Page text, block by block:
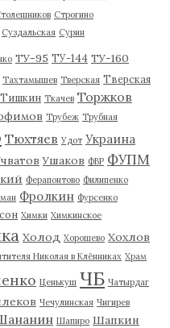
Строгино
Суздальская Сурин
ТУ-95 ТУ-144 ТУ-160
Тахтамышев Тверская Тверская
Тишкин Ткачев Торжков
Трубеж Трубная
Тюхтяев Удот Украина
Ушаков ФВР ФУПМ
Ферапонтово Филипенко
Фролкин Фурсенко
Химки Химкинское
Холод Хорошево Хохлов
Николая в Клённиках Храм
Ценькуш ЧБ Чатырдаг
Чечулинская Чигирев
Шапиро Шапкин